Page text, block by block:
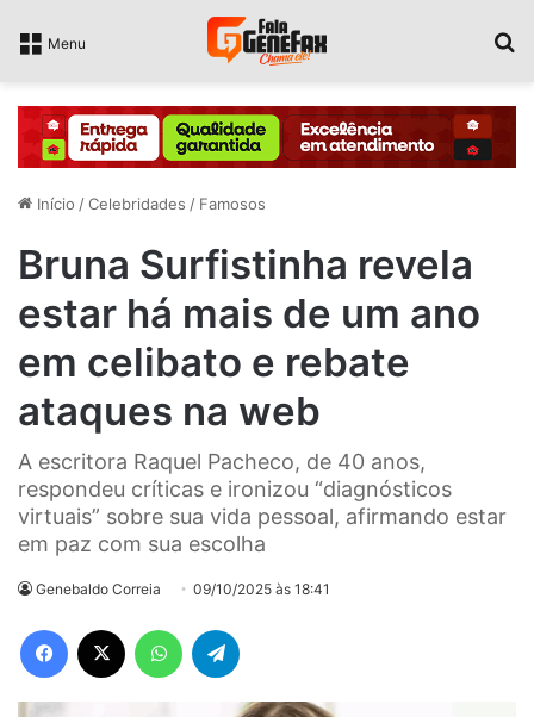
Menu
Início /Celebridades / Famosos
Bruna Surfistinha revela
estar há mais de um ano
em celibato e rebate
ataques na web
A escritora Raquel Pacheco, de 40 anos,
respondeu críticas e ironizou “diagnósticos
virtuais” sobre sua vida pessoal, afirmando estar
em paz com sua escolha
Genebaldo Correia 09/10/2025 às 18:41
Facebook WhatsApp